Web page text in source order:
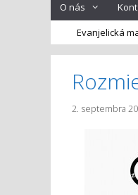
O nás
Evanjelická
2. septembra